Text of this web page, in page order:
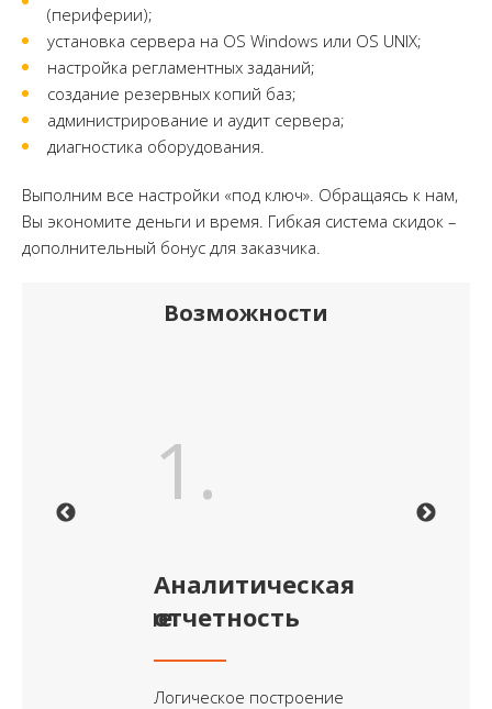
(периферии);
установка сервера на OS Windows или OS UNIX;
настройка регламентных заданий;
создание резервных копий баз;
администрирование и аудит сервера;
диагностика оборудования.
Выполним все настройки «под ключ». Обращаясь к нам,
Вы экономите деньги и время. Гибкая система скидок –
дополнительный бонус для заказчика.
Возможности
Previous
1.
Аналитическая
отчетность
Логическое построение